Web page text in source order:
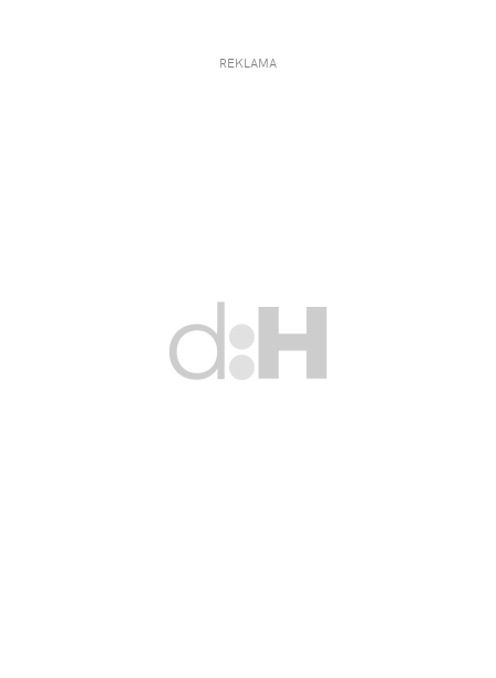
REKLAMA